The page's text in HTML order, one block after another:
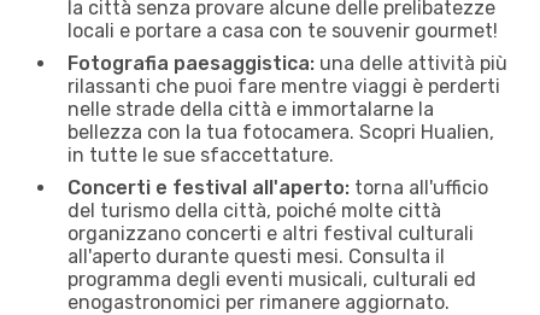
la città senza provare alcune delle prelibatezze
locali e portare a casa con te souvenir gourmet!
Fotografia paesaggistica: una delle attività più
rilassanti che puoi fare mentre viaggi è perderti
nelle strade della città e immortalarne la
bellezza con la tua fotocamera. Scopri Hualien,
in tutte le sue sfaccettature.
Concerti e festival all'aperto: torna all'ufficio
del turismo della città, poiché molte città
organizzano concerti e altri festival culturali
all'aperto durante questi mesi. Consulta il
programma degli eventi musicali, culturali ed
enogastronomici per rimanere aggiornato.